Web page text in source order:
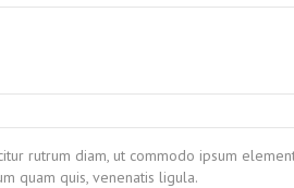
rutrum diam, ut commodo ipsum
quam quis, venenatis ligula.